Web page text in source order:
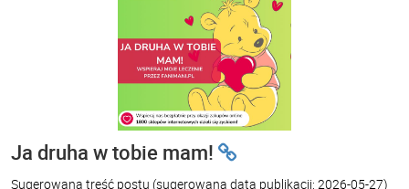
Ja druha w tobie mam!
Sugerowana treść postu (sugerowana data publikacji: 2026-05-27)